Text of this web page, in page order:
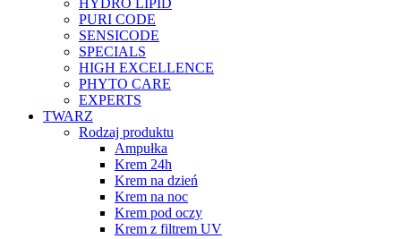
HYDRO LIPID
PURI CODE
SENSICODE
SPECIALS
HIGH EXCELLENCE
PHYTO CARE
EXPERTS
TWARZ
Rodzaj produktu
Ampułka
Krem 24h
Krem na dzień
Krem na noc
Krem pod oczy
Krem z filtrem UV